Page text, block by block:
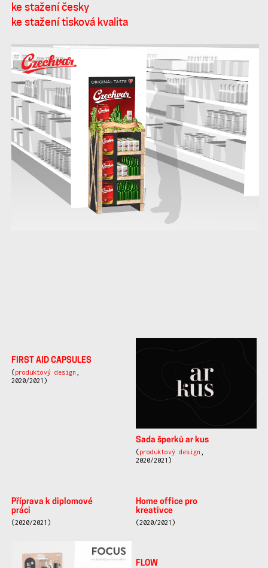
ke stažení česky
ke stažení tisková kvalita
další
práce
FIRST AID CAPSULES
(produktový design
2020/2021)
Sada šperků ar kus
(produktový design
2020/2021)
Příprava k diplomové
práci
(2020/2021)
Home office pro
kreativce
(2020/2021)
FLOW